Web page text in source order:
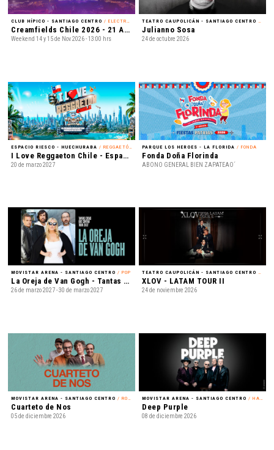
CLUB HÍPICO - SANTIAGO CENTRO / ELECTRÓNICA
Creamfields Chile 2026 - 21 Años
Weekend 14 y 15 de Nov 2026 - 13:00 hrs
TEATRO CAUPOLICÁN - SANTIAGO CENTRO
Julianno Sosa
24 de octubre 2026
ESPACIO RIESCO - HUECHURABA / REGGAETÓN
I Love Reggaeton Chile - Espacio Riesco 2027
20 de marzo 2027
PARQUE LOS HEROES - LA FLORIDA / FONDA
Fonda Doña Florinda
ABONO GENERAL BIEN ZAPATEAO´
MOVISTAR ARENA - SANTIAGO CENTRO / POP
La Oreja de Van Gogh - Tantas cosas que contar Tour 2027
26 de marzo 2027 - 30 de marzo 2027
TEATRO CAUPOLICÁN - SANTIAGO CENTRO
XLOV - LATAM TOUR II
24 de noviembre 2026
MOVISTAR ARENA - SANTIAGO CENTRO / ROCK
Cuarteto de Nos
05 de diciembre 2026
MOVISTAR ARENA - SANTIAGO CENTRO / HARD ROCK
Deep Purple
08 de diciembre 2026